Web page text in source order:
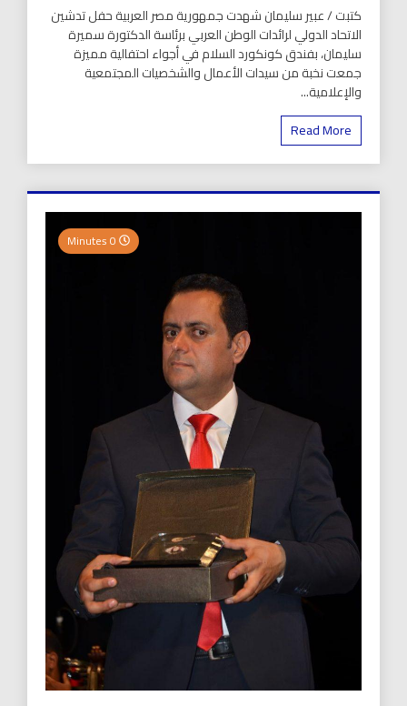
كتبت / عبير سليمان شهدت جمهورية مصر العربية حفل تدشين
الاتحاد الدولي لرائدات الوطن العربي برئاسة الدكتورة سميرة
سليمان، بفندق كونكورد السلام في أجواء احتفالية مميزة
جمعت نخبة من سيدات الأعمال والشخصيات المجتمعية
والإعلامية...
Read More